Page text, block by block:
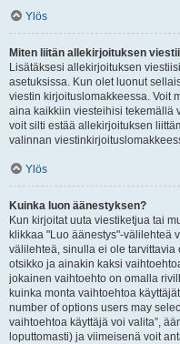
Ylös
Miten liitän allekirjoituksen
Lisätäksesi allekirjoituksen
asetuksissa. Kun olet luonut
viestin kirjoituslomakkeessa. Voit
aina kaikkiin viesteihisi tekemällä
voit silti estää allekirjoituksen
valinnan
Ylös
Kuinka luon äänestyksen?
Kun kirjoitat uuta viestiketjua tai
klikkaa "Luo äänestys"-välilehteä
välilehteä, sinulla ei ole
otsikko ja ainakin kaksi
jokainen vaihtoehto on omalla
kuinka monta vaihtoehtoa
number of options users may
vaihtoehtoa käyttäjä voi valita”,
loputtomasti) ja viimeisenä voit